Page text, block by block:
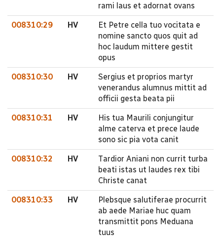
rami laus et adornat ovans
008310:29 HV
Et Petre cella tuo vocitata e
nomine sancto quos quit ad
hoc laudum mittere gestit
opus
008310:30 HV
Sergius et proprios martyr
venerandus alumnus mittit ad
officii gesta beata pii
008310:31 HV
His tua Maurili conjungitur
alme caterva et prece laude
sono sic pia vota canit
008310:32 HV
Tardior Aniani non currit turba
beati istas ut laudes rex tibi
Christe canat
008310:33 HV
Plebsque salutiferae procurrit
ab aede Mariae huc quam
transmittit pons Meduana
tuus